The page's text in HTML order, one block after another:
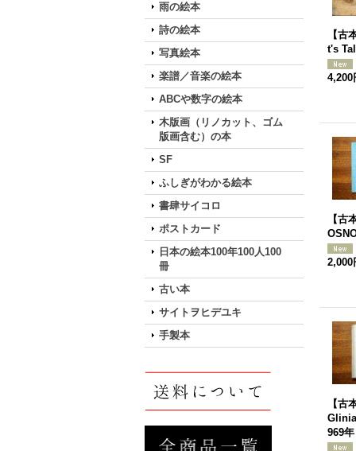
雨の絵本
詩の絵本
写真絵本
楽譜／音楽の絵本
ABCや数字の絵本
木版画（リノカット、ゴム
版画含む）の本
SF
ふしぎがわかる絵本
書肆サイコロ
ポストカード
日本の絵本100年100人100
冊
古い本
サイトヲヒデユキ
手製本
【古
t's
4,200
【古
2,000
【古
969年